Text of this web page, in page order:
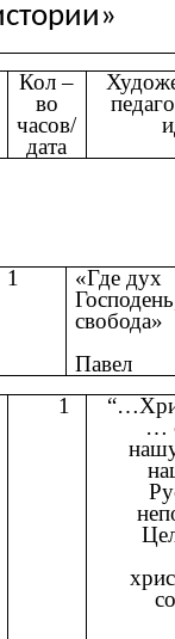
Кол –
во
часов/
дата
1.
1
«Где дух
свобода»
Павел
1
…